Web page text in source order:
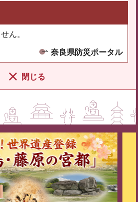
ん。
奈良県防災ポータル
閉じる